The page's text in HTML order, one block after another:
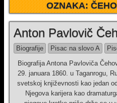
OZNAKA:
Anton Pavlovič
Biografije Pisac na slovo A
Biografija Antona Pavloviča
29. januara 1860. u Taganrogu,
svetskoj književnosti kao jedan
Njegova karijera kao